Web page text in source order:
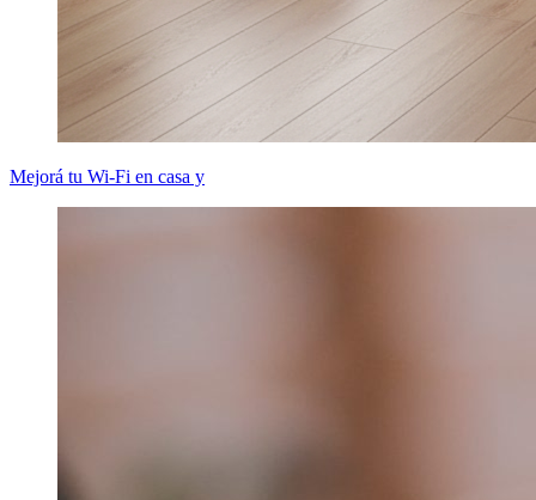
Mejorá tu Wi-Fi en casa y